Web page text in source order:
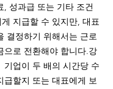
, 성과급 또는 기타 조건
지급할 수 있지만, 대표
결정하기 위해서는 근로
으로 전환해야 합니다.강
기업이 두 배의 시간당 수
급할지 또는 대표에게 보